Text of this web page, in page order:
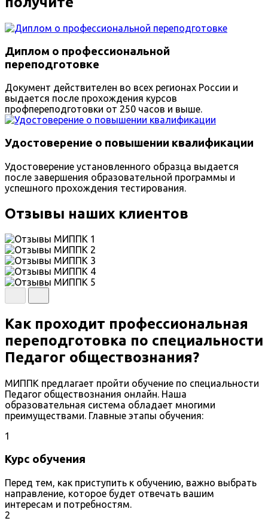
Диплом о профессиональной
переподготовке
Документ действителен во всех регионах России и
выдается после прохождения курсов
профпереподготовки от 250 часов и выше.
Удостоверение о повышении квалификации
Удостоверение установленного образца выдается
после завершения образовательной программы и
успешного прохождения тестирования.
Отзывы наших клиентов
Как проходит профессиональная
переподготовка по специальности
Педагог обществознания?
МИППК предлагает пройти обучение по специальности
Педагог обществознания онлайн. Наша
образовательная система обладает многими
преимуществами. Главные этапы обучения:
1
Курс обучения
Перед тем, как приступить к обучению, важно выбрать
направление, которое будет отвечать вашим
интересам и потребностям.
2